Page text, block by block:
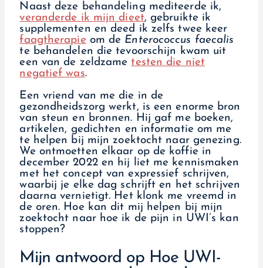
Naast deze behandeling mediteerde ik,
veranderde ik mijn dieet, gebruikte ik
supplementen en deed ik zelfs twee keer
faagtherapie om de Enterococcus faecalis
te behandelen die tevoorschijn kwam uit
een van de zeldzame testen die niet
negatief was.
Een vriend van me die in de
gezondheidszorg werkt, is een enorme bron
van steun en bronnen. Hij gaf me boeken,
artikelen, gedichten en informatie om me
te helpen bij mijn zoektocht naar genezing.
We ontmoetten elkaar op de koffie in
december 2022 en hij liet me kennismaken
met het concept van expressief schrijven,
waarbij je elke dag schrijft en het schrijven
daarna vernietigt. Het klonk me vreemd in
de oren. Hoe kan dit mij helpen bij mijn
zoektocht naar hoe ik de pijn in UWI’s kan
stoppen?
Mijn antwoord op Hoe UWI-